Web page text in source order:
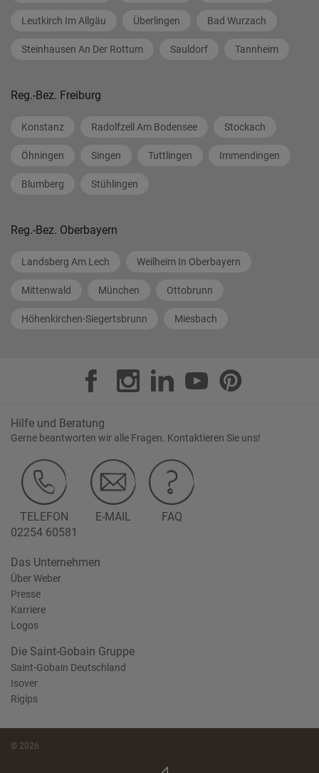
Leutkirch Im Allgäu Überlingen Bad Wurzach
Steinhausen An Der Rottum Sauldorf Tannheim
Reg.-Bez. Freiburg
Konstanz Radolfzell Am Bodensee Stockach
Öhningen Singen Tuttlingen Immendingen
Blumberg Stühlingen
Reg.-Bez. Oberbayern
Landsberg Am Lech Weilheim In Oberbayern
Mittenwald München Ottobrunn
Höhenkirchen-Siegertsbrunn Miesbach
Hilfe und Beratung
Gerne beantworten wir alle Fragen. Kontaktieren Sie uns!
TELEFON
02254 60581
E-MAIL FAQ
Das Unternehmen
Über Weber
Presse
Karriere
Logos
Die Saint-Gobain Gruppe
Saint-Gobain Deutschland
Isover
Rigips
© 2026